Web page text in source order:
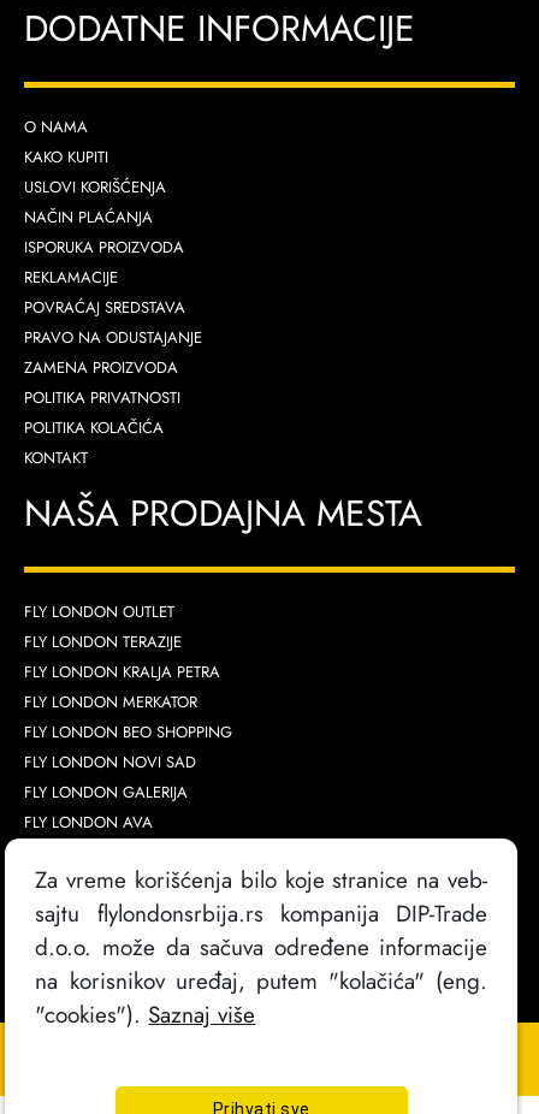
DODATNE INFORMACIJE
O NAMA
KAKO KUPITI
USLOVI KORIŠĆENJA
NAČIN PLAĆANJA
ISPORUKA PROIZVODA
REKLAMACIJE
POVRAĆAJ SREDSTAVA
PRAVO NA ODUSTAJANJE
ZAMENA PROIZVODA
POLITIKA PRIVATNOSTI
POLITIKA KOLAČIĆA
KONTAKT
NAŠA PRODAJNA MESTA
FLY LONDON OUTLET
FLY LONDON TERAZIJE
FLY LONDON KRALJA PETRA
FLY LONDON MERKATOR
FLY LONDON BEO SHOPPING
FLY LONDON NOVI SAD
FLY LONDON GALERIJA
FLY LONDON AVA
Za vreme korišćenja bilo koje stranice na veb-
sajtu flylondonsrbija.rs kompanija DIP-Trade
d.o.o. može da sačuva određene informacije
na korisnikov uređaj, putem "kolačića" (eng.
"cookies"). Saznaj više
Prihvati sve